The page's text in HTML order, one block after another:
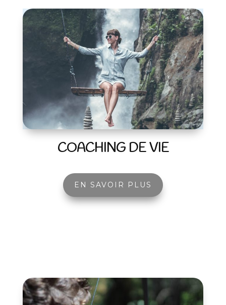
COACHING DE VIE
EN SAVOIR PLUS